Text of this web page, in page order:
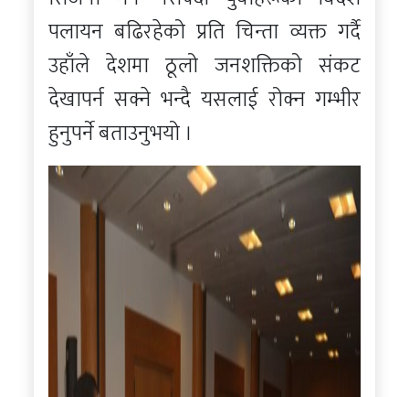
पलायन बढिरहेको प्रति चिन्ता व्यक्त गर्दै
उहाँले देशमा ठूलो जनशक्तिको संकट
देखापर्न सक्ने भन्दै यसलाई रोक्न गम्भीर
हुनुपर्ने बताउनुभयो ।